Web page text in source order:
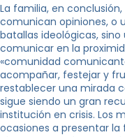
La familia, en
comunican opiniones, o
batallas ideológicas,
comunicar en la
«comunidad
acompañar, festejar y
restablecer una mirada
sigue siendo un gran
institución en crisis. Los
ocasiones a presentar